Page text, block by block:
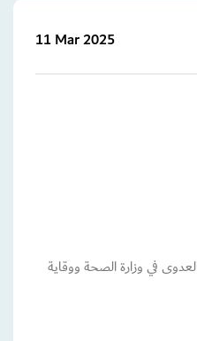
11 Mar 2025
في وزارة الصحة ووقاية